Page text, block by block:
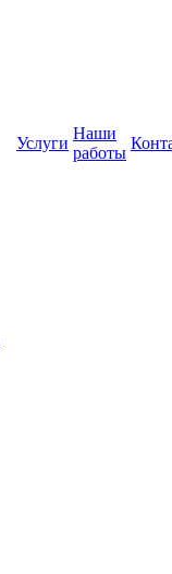
Услуги
Наши
работы